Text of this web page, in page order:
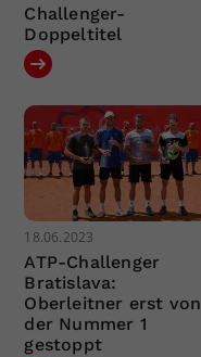
Challenger-
Doppeltitel
18.06.2023
ATP-Challenger
Bratislava:
Oberleitner erst von
der Nummer 1
gestoppt